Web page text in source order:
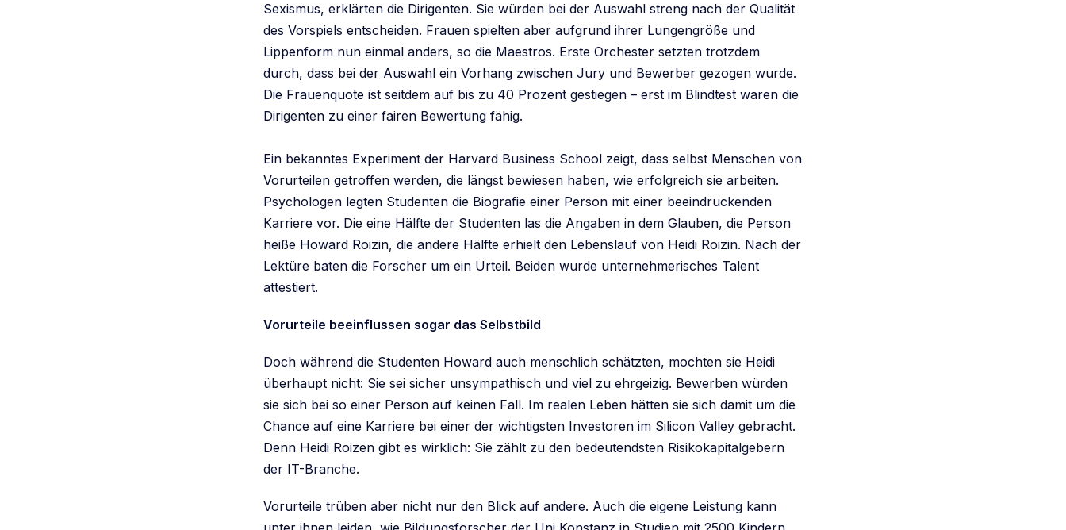
Sexismus, erklärten die Dirigenten. Sie würden bei der Auswahl streng nach der Qualität
des Vorspiels entscheiden. Frauen spielten aber aufgrund ihrer Lungengröße und
Lippenform nun einmal anders, so die Maestros. Erste Orchester setzten trotzdem
durch, dass bei der Auswahl ein Vorhang zwischen Jury und Bewerber gezogen wurde.
Die Frauenquote ist seitdem auf bis zu 40 Prozent gestiegen – erst im Blindtest waren die
Dirigenten zu einer fairen Bewertung fähig.
Ein bekanntes Experiment der Harvard Business School zeigt, dass selbst Menschen von
Vorurteilen getroffen werden, die längst bewiesen haben, wie erfolgreich sie arbeiten.
Psychologen legten Studenten die Biografie einer Person mit einer beeindruckenden
Karriere vor. Die eine Hälfte der Studenten las die Angaben in dem Glauben, die Person
heiße Howard Roizin, die andere Hälfte erhielt den Lebenslauf von Heidi Roizin. Nach der
Lektüre baten die Forscher um ein Urteil. Beiden wurde unternehmerisches Talent
attestiert.
Vorurteile beeinflussen sogar das Selbstbild
Doch während die Studenten Howard auch menschlich schätzten, mochten sie Heidi
überhaupt nicht: Sie sei sicher unsympathisch und viel zu ehrgeizig. Bewerben würden
sie sich bei so einer Person auf keinen Fall. Im realen Leben hätten sie sich damit um die
Chance auf eine Karriere bei einer der wichtigsten Investoren im Silicon Valley gebracht.
Denn Heidi Roizen gibt es wirklich: Sie zählt zu den bedeutendsten Risikokapitalgebern
der IT-Branche.
Vorurteile trüben aber nicht nur den Blick auf andere. Auch die eigene Leistung kann